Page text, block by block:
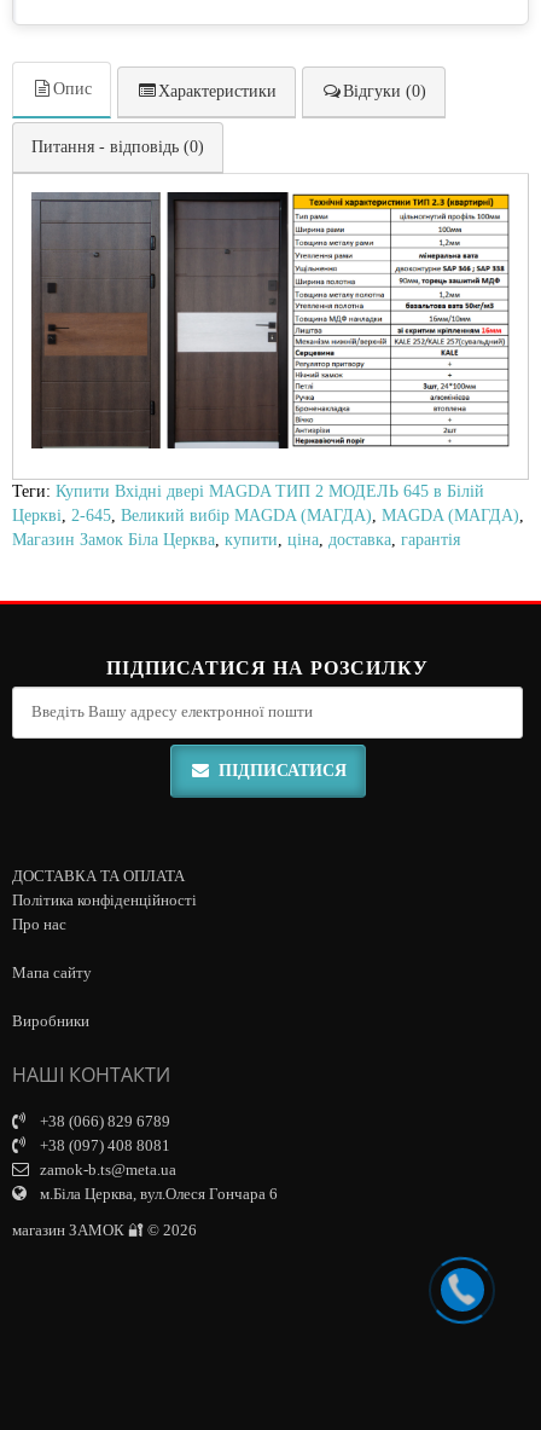
Опис Характеристики Відгуки (0)
Питання - відповідь (0)
Теги: Купити Вхідні двері MAGDA ТИП 2 МОДЕЛЬ 645 в Білій
Церкві
2-645 Великий вибір MAGDA (МАГДА) MAGDA (МАГДА)
Магазин Замок Біла Церква купити ціна доставка гарантія
ПІДПИСАТИСЯ НА РОЗСИЛКУ
ПІДПИСАТИСЯ
ДОСТАВКА ТА ОПЛАТА
Політика конфіденційності
Про нас
Мапа сайту
Виробники
НАШІ КОНТАКТИ
+38 (066) 829 6789
+38 (097) 408 8081
zamok-b.ts@meta.ua
м.Біла Церква, вул.Олеся Гончара 6
магазин ЗАМОК 🔐 © 2026